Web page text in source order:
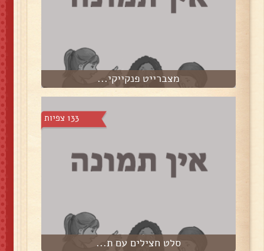
מצברייט פנקייקי...
133 צפיות
סלט חצילים עם ת...